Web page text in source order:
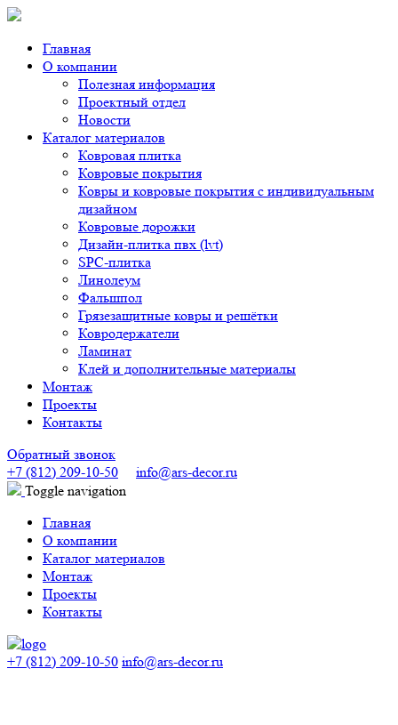
Главная
О компании
Полезная информация
Проектный отдел
Новости
Каталог материалов
Ковровая плитка
Ковровые покрытия
Ковры и ковровые покрытия с индивидуальным
дизайном
Ковровые дорожки
Дизайн-плитка пвх (lvt)
SPC-плитка
Линолеум
Фальшпол
Грязезащитные ковры и решётки
Ковродержатели
Ламинат
Клей и дополнительные материалы
Монтаж
Проекты
Контакты
Обратный звонок
+7 (812) 209-10-50
info@ars-decor.ru
Toggle navigation
Главная
О компании
Каталог материалов
Монтаж
Проекты
Контакты
+7 (812) 209-10-50 info@ars-decor.ru